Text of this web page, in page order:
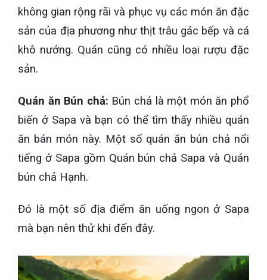
không gian rộng rãi và phục vụ các món ăn đặc
sản của địa phương như thịt trâu gác bếp và cá
khô nướng. Quán cũng có nhiều loại rượu đặc
sản.
Quán ăn Bún chả: Bún chả là một món ăn phổ
biến ở Sapa và bạn có thể tìm thấy nhiều quán
ăn bán món này. Một số quán ăn bún chả nổi
tiếng ở Sapa gồm Quán bún chả Sapa và Quán
bún chả Hạnh.
Đó là một số địa điểm ăn uống ngon ở Sapa
mà bạn nên thử khi đến đây.